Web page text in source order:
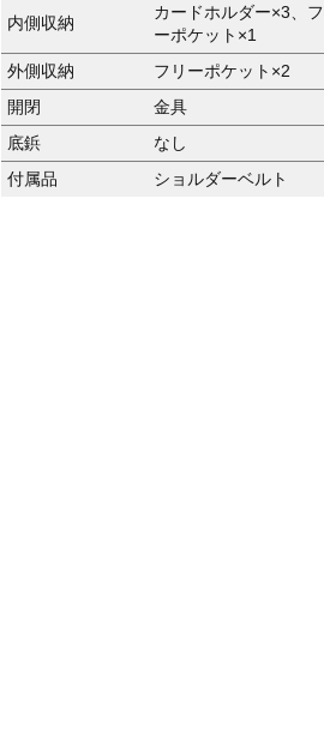
内側収納
カードホルダー×3、
ーポケット×1
外側収納
フリーポケット×2
開閉
金具
底鋲
なし
付属品
ショルダーベルト